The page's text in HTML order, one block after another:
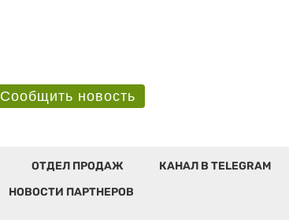
Сообщить новость
ОТДЕЛ ПРОДАЖ КАНАЛ В TELEGRAM
НОВОСТИ ПАРТНЕРОВ